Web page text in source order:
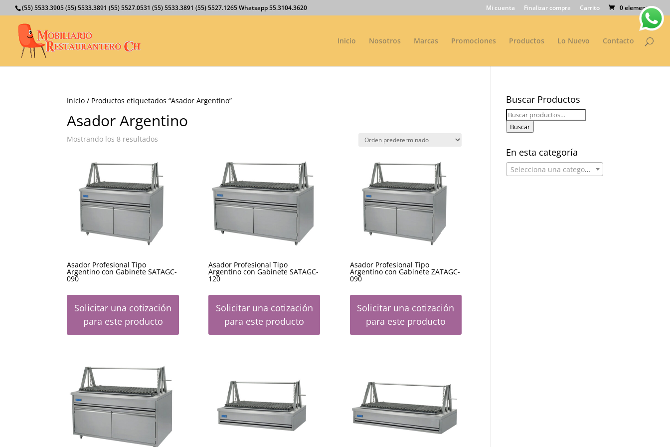
(55) 5533.3905 (55) 5533.3891 (55) 5527.0531 (55) 5533.3891 (55) 5527.1265 Whatsapp 55.3104.3620 Mi cuenta Finalizar compra Carrito 0 elementos
Inicio Nosotros Marcas Promociones Productos Lo Nuevo Contacto
Inicio / Productos etiquetados “Asador Argentino”
Asador Argentino
Mostrando los 8 resultados
Asador Profesional Tipo
Argentino con Gabinete SATAGC-
090
Solicitar una cotización
para este producto
Asador Profesional Tipo
Argentino con Gabinete SATAGC-
120
Solicitar una cotización
para este producto
Asador Profesional Tipo
Argentino con Gabinete ZATAGC-
090
Solicitar una cotización
para este producto
Buscar Productos
Buscar
por:
Buscar
En esta categoría
Selecciona una categoría